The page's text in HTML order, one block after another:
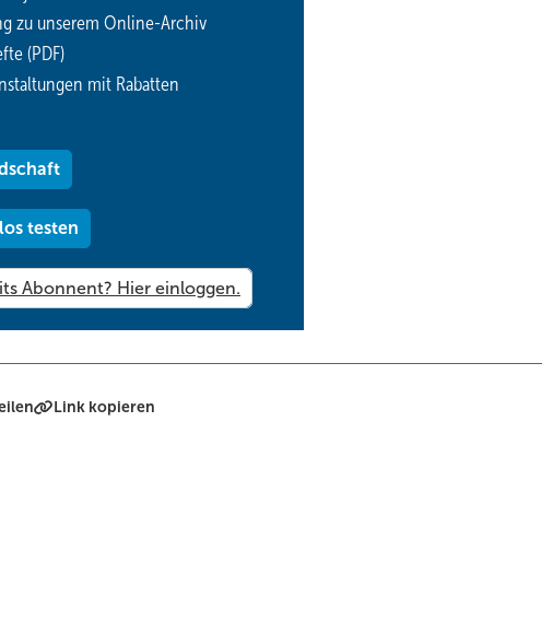
und die Anforderungen der Lüftung für Heizen/Kühlen reduziert
das Systemdeutlich mehr als die für die meisten Bauvor­haben
werden mit einem gleichbleibenden Verlegeabstand von 75 mm
Prüfzeugnis der MPA Braunschweig liegt vor.
wurden 6000 m
zu unserem Online-Archiv
(PDF)
mit Rabatten
testen
Link kopieren